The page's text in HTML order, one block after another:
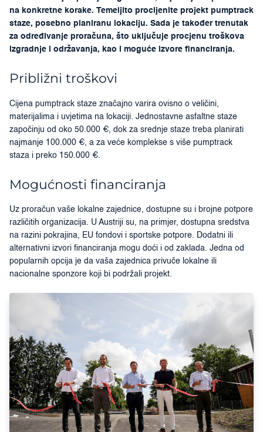
na konkretne korake. Temeljito procijenite projekt pumptrack
staze, posebno planiranu lokaciju. Sada je također trenutak
za određivanje proračuna, što uključuje procjenu troškova
izgradnje i održavanja, kao i moguće izvore financiranja.
Približni troškovi
Cijena pumptrack staze značajno varira ovisno o veličini,
materijalima i uvjetima na lokaciji. Jednostavne asfaltne staze
započinju od oko 50.000 €, dok za srednje staze treba planirati
najmanje 100.000 €, a za veće komplekse s više pumptrack
staza i preko 150.000 €.
Mogućnosti financiranja
Uz proračun vaše lokalne zajednice, dostupne su i brojne potpore
različitih organizacija. U Austriji su, na primjer, dostupna sredstva
na razini pokrajina, EU fondovi i sportske potpore. Dodatni ili
alternativni izvori financiranja mogu doći i od zaklada. Jedna od
popularnih opcija je da vaša zajednica privuče lokalne ili
nacionalne sponzore koji bi podržali projekt.